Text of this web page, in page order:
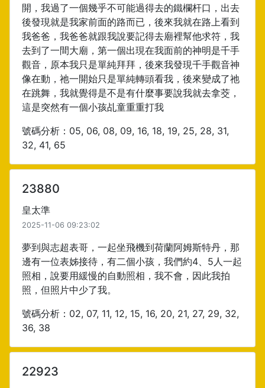
開，我過了一個幾乎不可能過得去的鐵欄杆口，出去
後發現就是我家前面的路而已，後來我就在路上看到
我爸爸，我爸爸就跟我說要記得去廟裡幫他求符，我
去到了一間大廟，第一個出現在我面前的神明是千手
觀音，原本我只是單純拜拜，後來我發現千手觀音神
像在動，祂一開始只是單純轉頭看我，後來變成了祂
在跳舞，我就覺得是不是有什麼事要說我就去拿茭，
這是突然有一個小孩乩童重重打我
號碼分析：05, 06, 08, 09, 16, 18, 19, 25, 28, 31,
32, 41, 65
23880
皇太準
2025-11-06 09:23:02
夢到與志超表哥，一起坐飛機到荷蘭阿姆斯特丹，那
邊有一位表姊接待，有二個小孩，我們約4、5人一起
照相，說要用緩慢的自動照相，我不會，因此我拍
照，但照片中少了我。
號碼分析：02, 07, 11, 12, 15, 16, 20, 21, 27, 29, 32,
36, 38
22923